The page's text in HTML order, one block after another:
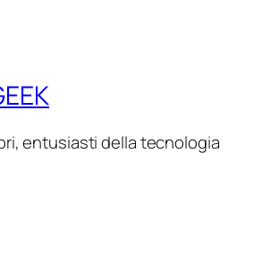
entusiasti della tecnologia